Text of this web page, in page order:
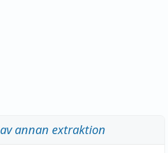
av annan extraktion